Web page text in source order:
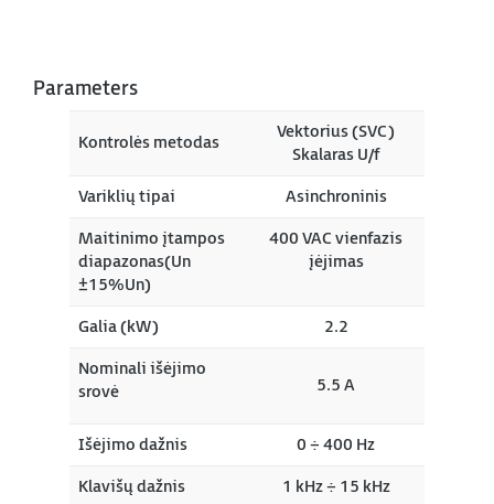
Parameters
Kontrolės metodas
Vektorius (SVC)
Skalaras U/f
Variklių tipai
Asinchroninis
Maitinimo įtampos
diapazonas(Un
±15%Un)
400 VAC vienfazis
įėjimas
Galia (kW)
2.2
Nominali išėjimo
srovė
5.5 A
Išėjimo dažnis
0 ÷ 400 Hz
Klavišų dažnis
1 kHz ÷ 15 kHz